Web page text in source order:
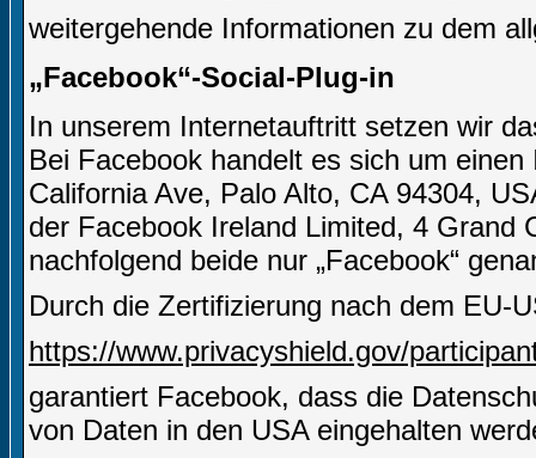
weitergehende Informationen zu dem
„Facebook“-Social-Plug-in
In unserem Internetauftritt setzen wir
Bei Facebook handelt es sich um
California Ave, Palo Alto, CA 94304,
der Facebook Ireland Limited, 4 Grand
nachfolgend beide nur „Facebook“
Durch die Zertifizierung nach dem EU-
https://www.privacyshield.gov/
garantiert Facebook, dass die
von Daten in den USA eingehalten